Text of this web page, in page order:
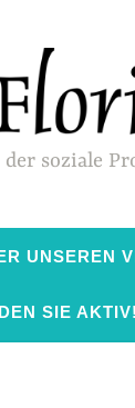
soziale
UNSEREN
SIE AKTIV!